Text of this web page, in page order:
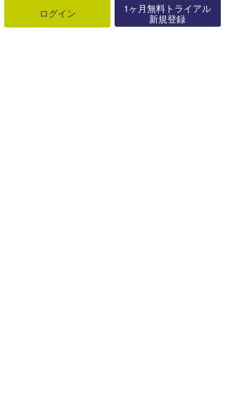
ログイン 1ヶ月無料トライアル
新規登録